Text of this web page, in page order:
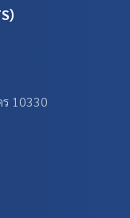
10330